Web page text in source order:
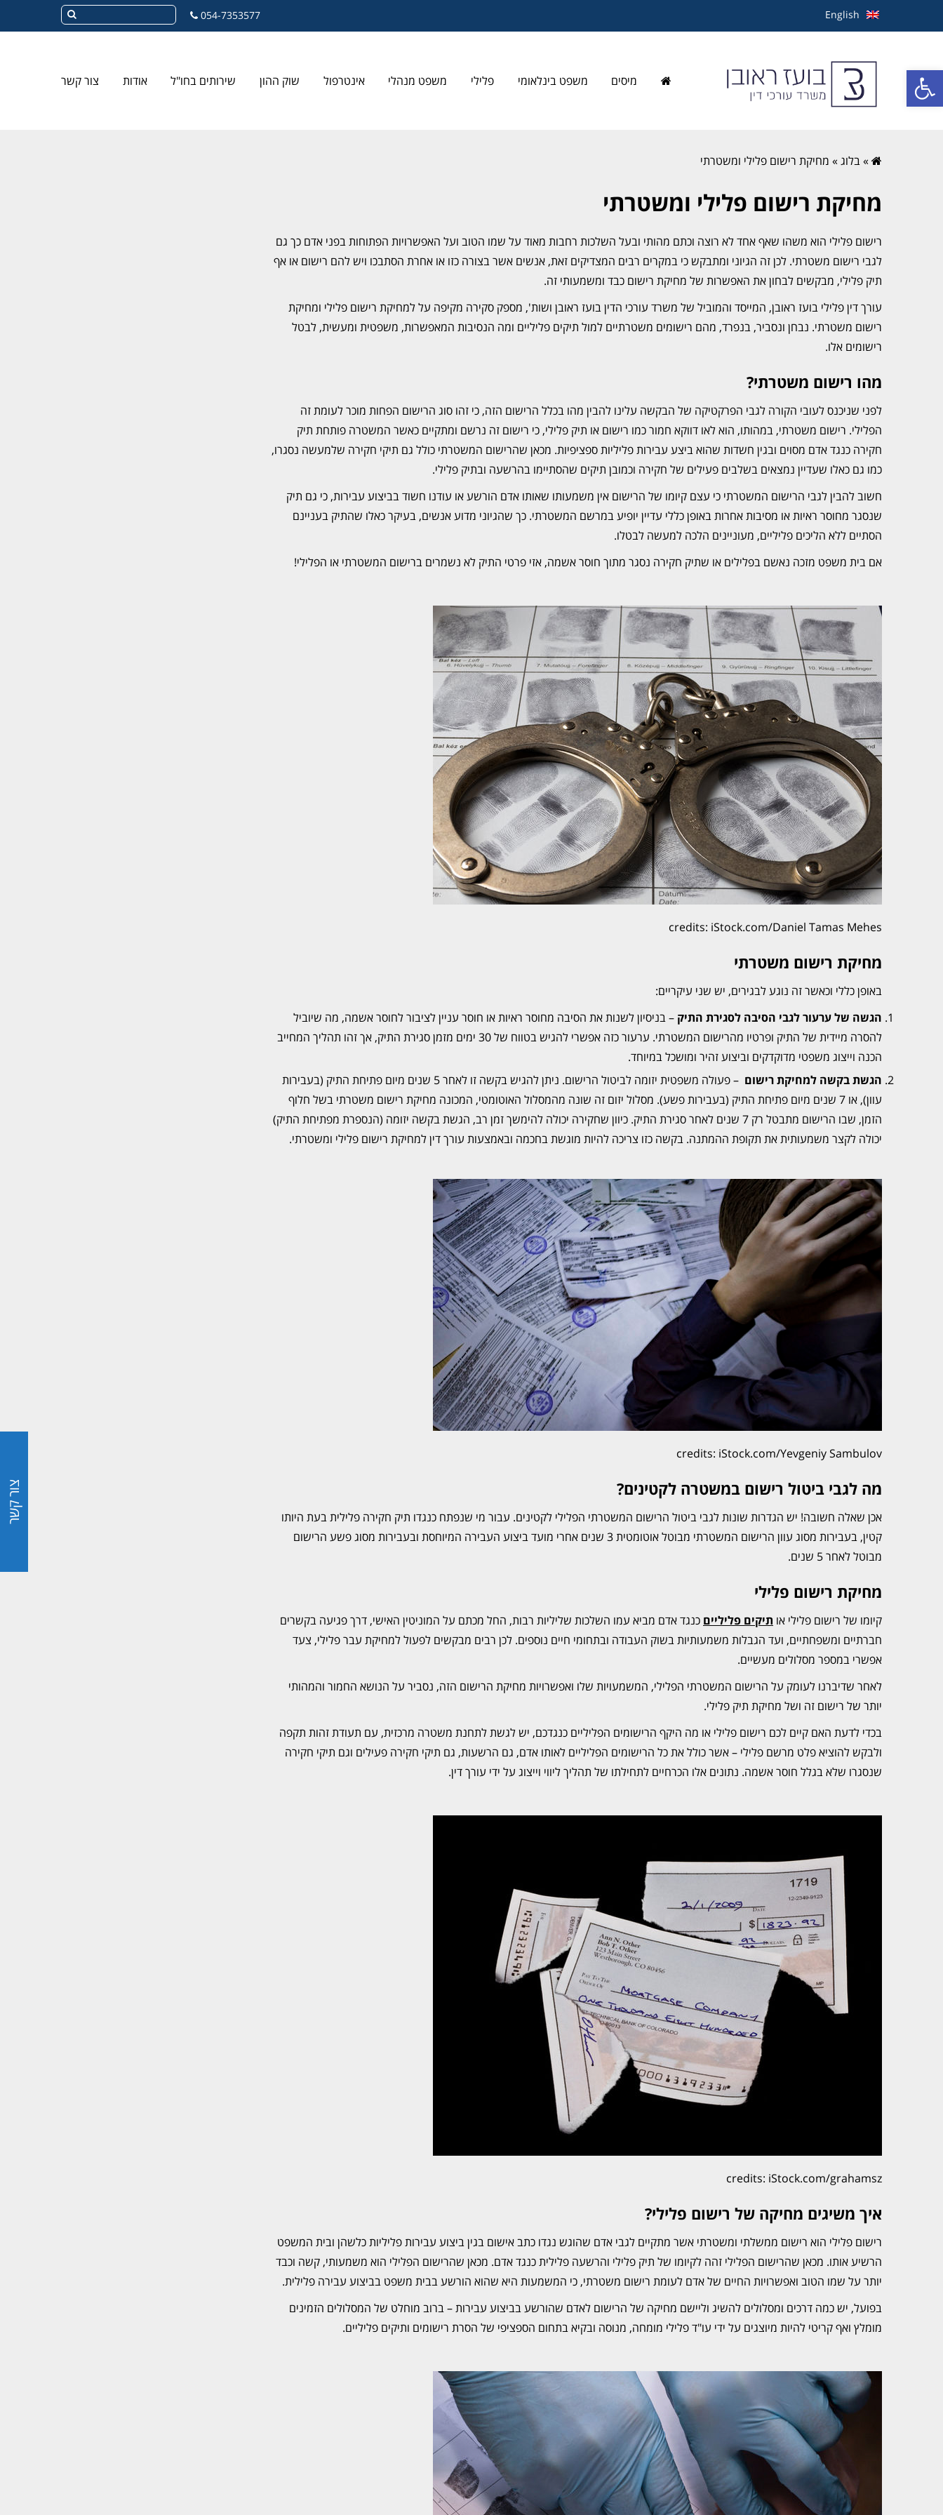
פתח סרגל נגישות
צור קשר
English
054-7353577
מיסים משפט בינלאומי פלילי משפט מנהלי אינטרפול שוק ההון שירותים בחו"ל אודות צור קשר
»בלוג» מחיקת רישום פלילי ומשטרתי
מחיקת רישום פלילי ומשטרתי
רישום פלילי הוא משהו שאף אחד לא רוצה וכתם מהותי ובעל השלכות רחבות מאוד על שמו הטוב ועל האפשרויות הפתוחות בפני אדם כך גם
לגבי רישום משטרתי. לכן זה הגיוני ומתבקש כי במקרים רבים המצדיקים זאת, אנשים אשר בצורה כזו או אחרת הסתבכו ויש להם רישום או אף
תיק פלילי, מבקשים לבחון את האפשרות של מחיקת רישום כבד ומשמעותי זה.
עורך דין פלילי בועז ראובן, המייסד והמוביל של משרד עורכי הדין בועז ראובן ושות', מספק סקירה מקיפה על למחיקת רישום פלילי ומחיקת
רישום משטרתי. נבחן ונסביר, בנפרד, מהם רישומים משטרתיים למול תיקים פליליים ומה הנסיבות המאפשרות, משפטית ומעשית, לבטל
רישומים אלו.
מהו רישום משטרתי?
לפני שניכנס לעובי הקורה לגבי הפרקטיקה של הבקשה עלינו להבין מהו בכלל הרישום הזה, כי זהו סוג הרישום הפחות מוכר לעומת זה
הפלילי. רישום משטרתי, במהותו, הוא לאו דווקא חמור כמו רישום או תיק פלילי, כי רישום זה נרשם ומתקיים כאשר המשטרה פותחת תיק
חקירה כנגד אדם מסוים ובגין חשדות שהוא ביצע עבירות פליליות ספציפיות. מכאן שהרישום המשטרתי כולל גם תיקי חקירה שלמעשה נסגרו,
כמו גם כאלו שעדיין נמצאים בשלבים פעילים של חקירה וכמובן תיקים שהסתיימו בהרשעה ובתיק פלילי.
חשוב להבין לגבי הרישום המשטרתי כי עצם קיומו של הרישום אין משמעותו שאותו אדם הורשע או עודנו חשוד בביצוע עבירות, כי גם תיק
שנסגר מחוסר ראיות או מסיבות אחרות באופן כללי עדיין יופיע במרשם המשטרתי. כך שהגיוני מדוע אנשים, בעיקר כאלו שהתיק בעניינם
הסתיים ללא הליכים פליליים, מעוניינים הלכה למעשה לבטלו.
אם בית משפט מזכה נאשם בפלילים או שתיק חקירה נסגר מתוך חוסר אשמה, אזי פרטי התיק לא נשמרים ברישום המשטרתי או הפלילי!
credits: iStock.com/Daniel Tamas Mehes
מחיקת רישום משטרתי
באופן כללי וכאשר זה נוגע לבגירים, יש שני עיקריים:
הגשה של ערעור לגבי הסיבה לסגירת התיק – בניסיון לשנות את הסיבה מחוסר ראיות או חוסר עניין לציבור לחוסר אשמה, מה שיוביל
להסרה מיידית של התיק ופרטיו מהרישום המשטרתי. ערעור כזה אפשרי להגיש בטווח של 30 ימים מזמן סגירת התיק, אך זהו תהליך המחייב
הכנה וייצוג משפטי מדוקדקים וביצוע זהיר ומושכל במיוחד.
הגשת בקשה למחיקת רישום
– פעולה משפטית יזומה לביטול הרישום. ניתן להגיש בקשה זו לאחר 5 שנים מיום פתיחת התיק (בעבירות
עוון), או 7 שנים מיום פתיחת התיק (בעבירות פשע). מסלול יזום זה שונה מהמסלול האוטומטי, המכונה מחיקת רישום משטרתי בשל חלוף
הזמן, שבו הרישום מתבטל רק 7 שנים לאחר סגירת התיק. כיוון שחקירה יכולה להימשך זמן רב, הגשת בקשה יזומה (הנספרת מפתיחת התיק)
יכולה לקצר משמעותית את תקופת ההמתנה. בקשה כזו צריכה להיות מוגשת בחכמה ובאמצעות עורך דין למחיקת רישום פלילי ומשטרתי.
credits: iStock.com/Yevgeniy Sambulov
מה לגבי ביטול רישום במשטרה לקטינים?
אכן שאלה חשובה! יש הגדרות שונות לגבי ביטול הרישום המשטרתי הפלילי לקטינים. עבור מי שנפתח כנגדו תיק חקירה פלילית בעת היותו
קטין, בעבירות מסוג עוון הרישום המשטרתי מבוטל אוטומטית 3 שנים אחרי מועד ביצוע העבירה המיוחסת ובעבירות מסוג פשע הרישום
מבוטל לאחר 5 שנים.
מחיקת רישום פלילי
קיומו של רישום פלילי או תיקים פליליים כנגד אדם מביא עמו השלכות שליליות רבות, החל מכתם על המוניטין האישי, דרך פגיעה בקשרים
חברתיים ומשפחתיים, ועד הגבלות משמעותיות בשוק העבודה ובתחומי חיים נוספים. לכן רבים מבקשים לפעול למחיקת עבר פלילי, צעד
אפשרי במספר מסלולים מעשיים.
לאחר שדיברנו לעומק על הרישום המשטרתי הפלילי, המשמעויות שלו ואפשרויות מחיקת הרישום הזה, נסביר על הנושא החמור והמהותי
יותר של רישום זה ושל מחיקת תיק פלילי.
בכדי לדעת האם קיים לכם רישום פלילי או מה היקף הרישומים הפליליים כנגדכם, יש לגשת לתחנת משטרה מרכזית, עם תעודת זהות תקפה
ולבקש להוציא פלט מרשם פלילי – אשר כולל את כל הרישומים הפליליים לאותו אדם, גם הרשעות, גם תיקי חקירה פעילים וגם תיקי חקירה
שנסגרו שלא בגלל חוסר אשמה. נתונים אלו הכרחיים לתחילתו של תהליך ליווי וייצוג על ידי עורך דין.
credits: iStock.com/grahamsz
איך משיגים מחיקה של רישום פלילי?
רישום פלילי הוא רישום ממשלתי ומשטרתי אשר מתקיים לגבי אדם שהוגש נגדו כתב אישום בגין ביצוע עבירות פליליות כלשהן ובית המשפט
הרשיע אותו. מכאן שהרישום הפלילי זהה לקיומו של תיק פלילי והרשעה פלילית כנגד אדם. מכאן שהרישום הפלילי הוא משמעותי, קשה וכבד
יותר על שמו הטוב ואפשרויות החיים של אדם לעומת רישום משטרתי, כי המשמעות היא שהוא הורשע בבית משפט בביצוע עבירה פלילית.
בפועל, יש כמה דרכים ומסלולים להשיג וליישם מחיקה של הרישום לאדם שהורשע בביצוע עבירות – ברוב מוחלט של המסלולים הזמינים
מומלץ ואף קריטי להיות מיוצגים על ידי עו"ד פלילי מומחה, מנוסה ובקיא בתחום הספציפי של הסרת רישומים ותיקים פליליים.